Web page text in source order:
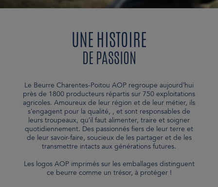
UNE HISTOIRE
DE PASSION
Le Beurre Charentes-Poitou AOP regroupe aujourd’hui
près de 1800 producteurs répartis sur 750 exploitations
agricoles. Amoureux de leur région et de leur métier, ils
s’engagent pour la qualité, , et sont responsables de
leurs troupeaux, qu’il faut alimenter, traire et soigner
quotidiennement. Des passionnés fiers de leur terre et
de leur savoir-faire, soucieux de les partager et de les
transmettre intacts aux générations futures.
Les logos AOP imprimés sur les emballages distinguent
ce beurre comme un trésor, à protéger !